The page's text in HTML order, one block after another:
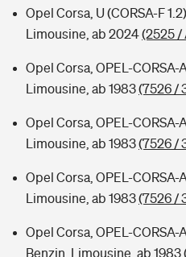
Opel Corsa, U (CORSA-F
Limousine, ab 2024(2525 /
Opel Corsa, OPEL-CORSA-
Limousine, ab 1983(7526 /
Opel Corsa, OPEL-CORSA-
Limousine, ab 1983(7526 /
Opel Corsa, OPEL-CORSA-
Limousine, ab 1983(7526 /
Opel Corsa, OPEL-CORSA-
Benzin, Limousine, ab 1983